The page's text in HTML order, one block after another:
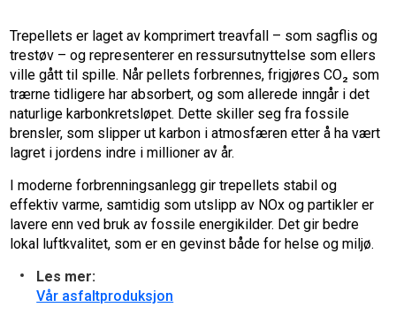
Trepellets er laget av komprimert treavfall – som sagflis og
trestøv – og representerer en ressursutnyttelse som ellers
ville gått til spille. Når pellets forbrennes, frigjøres CO₂ som
trærne tidligere har absorbert, og som allerede inngår i det
naturlige karbonkretsløpet. Dette skiller seg fra fossile
brensler, som slipper ut karbon i atmosfæren etter å ha vært
lagret i jordens indre i millioner av år.
I moderne forbrenningsanlegg gir trepellets stabil og
effektiv varme, samtidig som utslipp av NOx og partikler er
lavere enn ved bruk av fossile energikilder. Det gir bedre
lokal luftkvalitet, som er en gevinst både for helse og miljø.
Les mer:
Vår asfaltproduksjon